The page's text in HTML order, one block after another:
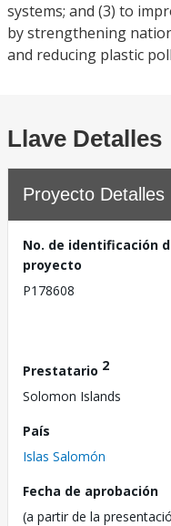
systems; and (3) to
by strengthening
and reducing plastic
Llave Detalles
Proyecto Detalles
No. de identificación
proyecto
P178608
Prestatario 2
Solomon Islands
País
Islas Salomón
Fecha de aprobación
(a partir de la